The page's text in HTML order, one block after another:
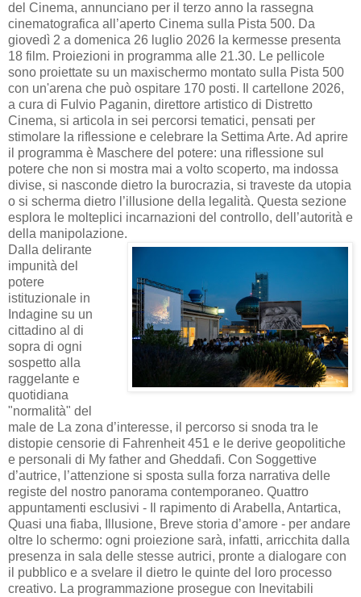
del Cinema, annunciano per il terzo anno la rassegna
cinematografica all’aperto Cinema sulla Pista 500. Da
giovedì 2 a domenica 26 luglio 2026 la kermesse presenta
18 film. Proiezioni in programma alle 21.30. Le pellicole
sono proiettate su un maxischermo montato sulla Pista 500
con un'arena che può ospitare 170 posti. Il cartellone 2026,
a cura di Fulvio Paganin, direttore artistico di Distretto
Cinema, si articola in sei percorsi tematici, pensati per
stimolare la riflessione e celebrare la Settima Arte. Ad aprire
il programma è Maschere del potere: una riflessione sul
potere che non si mostra mai a volto scoperto, ma indossa
divise, si nasconde dietro la burocrazia, si traveste da utopia
o si scherma dietro l’illusione della legalità. Questa sezione
esplora le molteplici incarnazioni del controllo, dell’autorità e
della manipolazione.
Dalla delirante
impunità del
potere
istituzionale in
Indagine su un
cittadino al di
sopra di ogni
sospetto alla
raggelante e
quotidiana
"normalità" del
male de La zona d’interesse, il percorso si snoda tra le
distopie censorie di Fahrenheit 451 e le derive geopolitiche
e personali di My father and Gheddafi. Con Soggettive
d’autrice, l’attenzione si sposta sulla forza narrativa delle
registe del nostro panorama contemporaneo. Quattro
appuntamenti esclusivi - Il rapimento di Arabella, Antartica,
Quasi una fiaba, Illusione, Breve storia d’amore - per andare
oltre lo schermo: ogni proiezione sarà, infatti, arricchita dalla
presenza in sala delle stesse autrici, pronte a dialogare con
il pubblico e a svelare il dietro le quinte del loro processo
creativo. La programmazione prosegue con Inevitabili